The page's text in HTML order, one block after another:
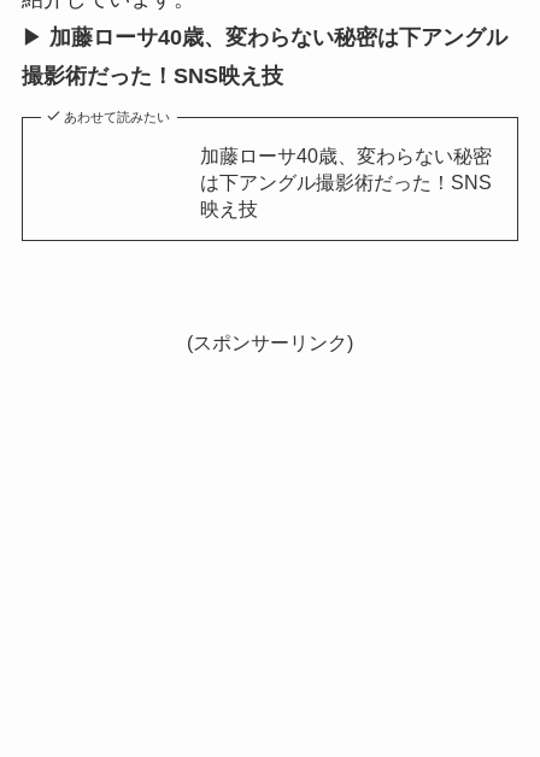
▶︎ 加藤ローサ40歳、変わらない秘密は下アングル
撮影術だった！SNS映え技
あわせて読みたい
加藤ローサ40歳、変わらない秘密
は下アングル撮影術だった！SNS
映え技
(スポンサーリンク)